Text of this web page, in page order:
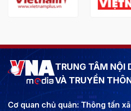
TRUNG TÂM NỘI
VÀ TRUYỀN
Cơ quan chủ quản: Thông tấn